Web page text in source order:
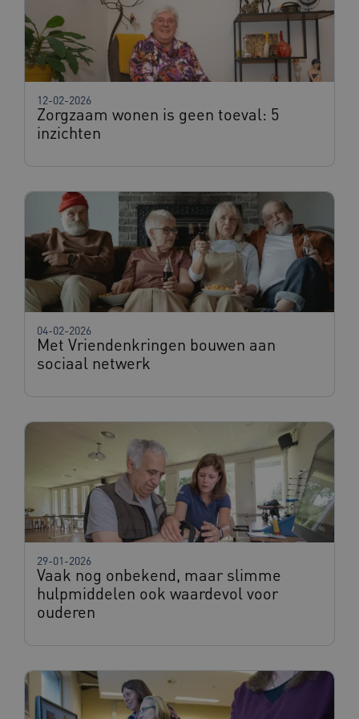
Zorgzaam wonen is geen toeval: 5
inzichten
12-02-2026
Met Vriendenkringen bouwen aan
sociaal netwerk
04-02-2026
Vaak nog onbekend, maar slimme
hulpmiddelen ook waardevol voor
ouderen
29-01-2026
x-ms-routing-name
Microsoft
.www.beteroud.nl
59
55
UMB_SESSION www.beteroud.nl
VISITOR_PRIVACY_METADATA
YouTube
.youtube.com
5
ARRAffinity
ga_session_duration www.beteroud.nl 30
AWSALBCORS
Amazon.com Inc.